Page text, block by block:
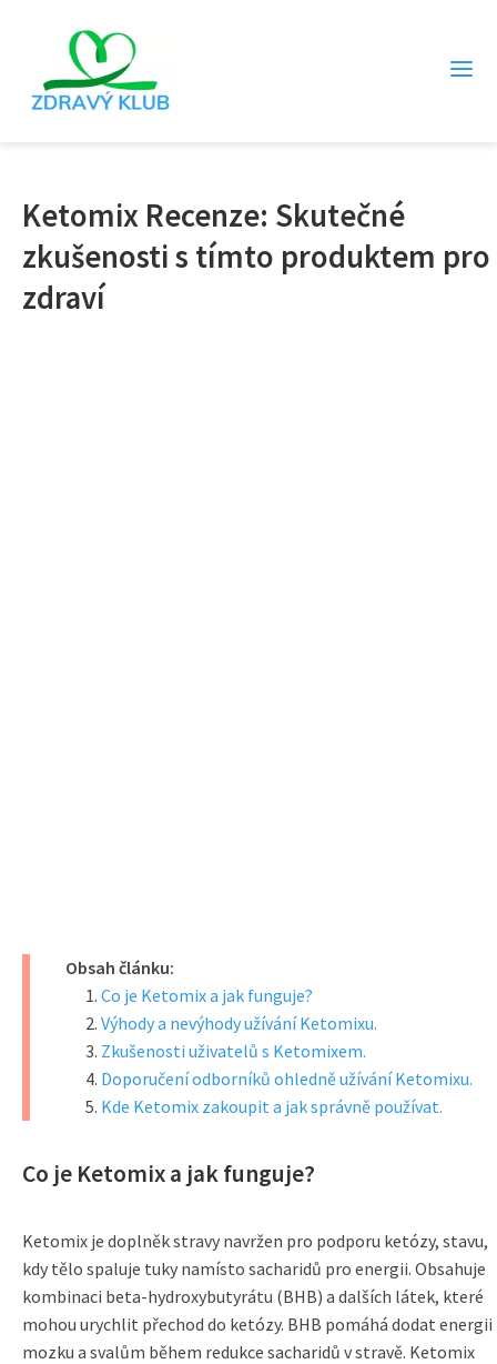
Ketomix Recenze: Skutečné
zkušenosti s tímto produktem pro
zdraví
Obsah článku:
Co je Ketomix a jak funguje?
Výhody a nevýhody užívání Ketomixu.
Zkušenosti uživatelů s Ketomixem.
Doporučení odborníků ohledně užívání Ketomixu.
Kde Ketomix zakoupit a jak správně používat.
Co je Ketomix a jak funguje?
Ketomix je doplněk stravy navržen pro podporu ketózy, stavu,
kdy tělo spaluje tuky namísto sacharidů pro energii. Obsahuje
kombinaci beta-hydroxybutyrátu (BHB) a dalších látek, které
mohou urychlit přechod do ketózy. BHB pomáhá dodat energii
mozku a svalům během redukce sacharidů v stravě. Ketomix